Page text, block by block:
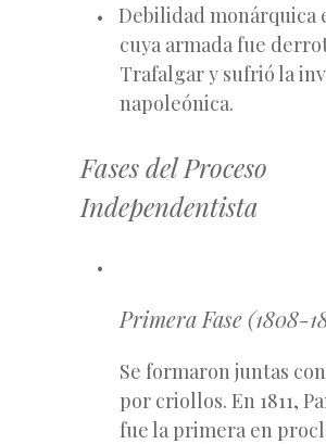
Debilidad monárquica
cuya armada fue
Trafalgar y sufrió la
napoleónica.
Fases del Proceso
Independentista
Primera Fase (1808-
Se formaron juntas
por criollos. En 1811,
fue la primera en